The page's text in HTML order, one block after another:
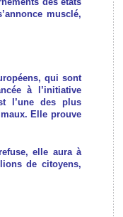
musclé,
qui sont
à l’initiative
l’une des plus
Elle prouve
elle aura à
de citoyens,